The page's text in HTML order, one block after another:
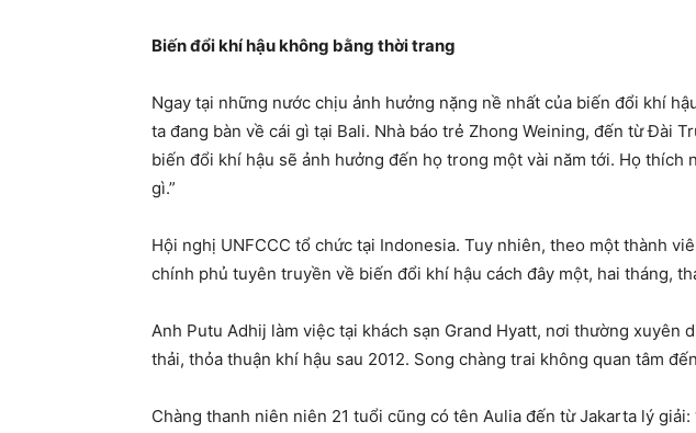
Biến đổi khí hậu không bằng thời trang
Ngay tại những nước chịu ảnh hưởng nặng nề nhất của biến đổi khí
ta đang bàn về cái gì tại Bali. Nhà báo trẻ Zhong Weining, đến từ Đài
biến đổi khí hậu sẽ ảnh hưởng đến họ trong một vài năm tới. Họ
gì.”
Hội nghị UNFCCC tổ chức tại Indonesia. Tuy nhiên, theo một thành
chính phủ tuyên truyền về biến đổi khí hậu cách đây một, hai tháng,
Anh Putu Adhij làm việc tại khách sạn Grand Hyatt, nơi thường
thải, thỏa thuận khí hậu sau 2012. Song chàng trai không quan tâm
Chàng thanh niên niên 21 tuổi cũng có tên Aulia đến từJakarta lý giải: